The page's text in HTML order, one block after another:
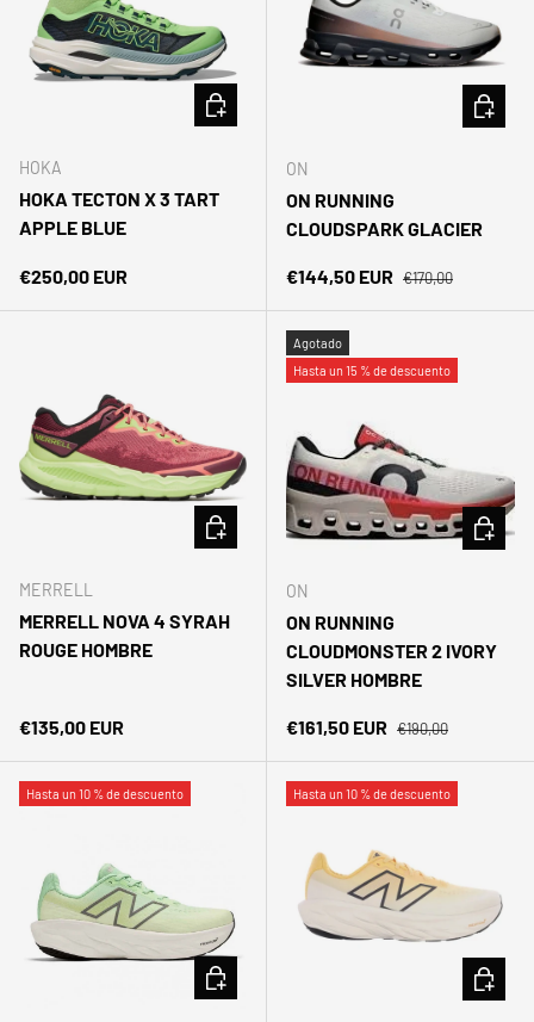
HOKA
HOKA TECTON X 3 TART
APPLE BLUE
Precio normal
€250,00 EUR
ELEGIR OPCIONES
ON
ON RUNNING
CLOUDSPARK GLACIER
Precio de venta
€144,50 EUR Precio normal
€170,00
ELEGIR
MERRELL
MERRELL NOVA 4 SYRAH
ROUGE HOMBRE
Precio normal
€135,00 EUR
ELEGIR OPCIONES
Agotado
Hasta un 15 % de descuento
ON
ON RUNNING
CLOUDMONSTER 2 IVORY
SILVER HOMBRE
Precio de venta
€161,50 EUR Precio normal
€190,00
ELEGIR
Hasta un 10 % de descuento
ELEGIR OPCIONES
Hasta un 10 % de descuento
ELEGIR